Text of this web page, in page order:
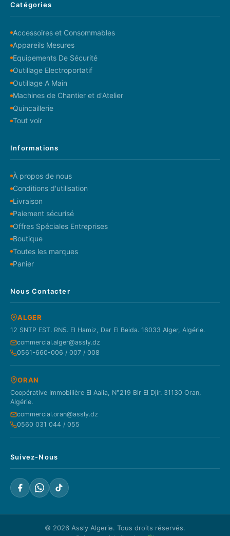
Catégories
Accessoires et Consommables
Appareils Mesures
Equipements De Sécurité
Outillage Electroportatif
Outillage A Main
Machines de Chantier et d'Atelier
Quincaillerie
Tout voir
Informations
À propos de nous
Conditions d'utilisation
Livraison
Paiement sécurisé
Offres Spéciales Entreprises
Boutique
Toutes les marques
Panier
Nous Contacter
ALGER
12 SNTP EST. RN5. El Hamiz, Dar El Beida. 16033 Alger, Algérie.
commercial.alger@assly.dz
0561-660-006 / 007 / 008
ORAN
Coopérative Immobilière El Aalia, N°219 Bir El Djir. 31130 Oran,
Algérie.
commercial.oran@assly.dz
0560 031 044 / 055
Suivez-Nous
© 2026 Assly Algerie. Tous droits réservés.